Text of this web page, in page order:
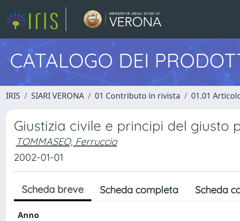
CATALOGO DEI
IRIS SIARI VERONA 01 Contributo in rivista 01.01
Giustizia civile e principi del giusto
TOMMASEO, Ferruccio
2002-01-01
Scheda breve Scheda completa Scheda
Anno